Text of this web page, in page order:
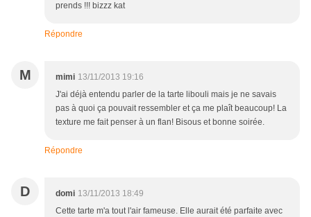
prends !!! bizzz kat
Répondre
M mimi 13/11/2013 19:16
J'ai déjà entendu parler de la tarte libouli mais je ne savais
pas à quoi ça pouvait ressembler et ça me plaît beaucoup! La
texture me fait penser à un flan! Bisous et bonne soirée.
Répondre
D domi 13/11/2013 18:49
Cette tarte m'a tout l'air fameuse. Elle aurait été parfaite avec